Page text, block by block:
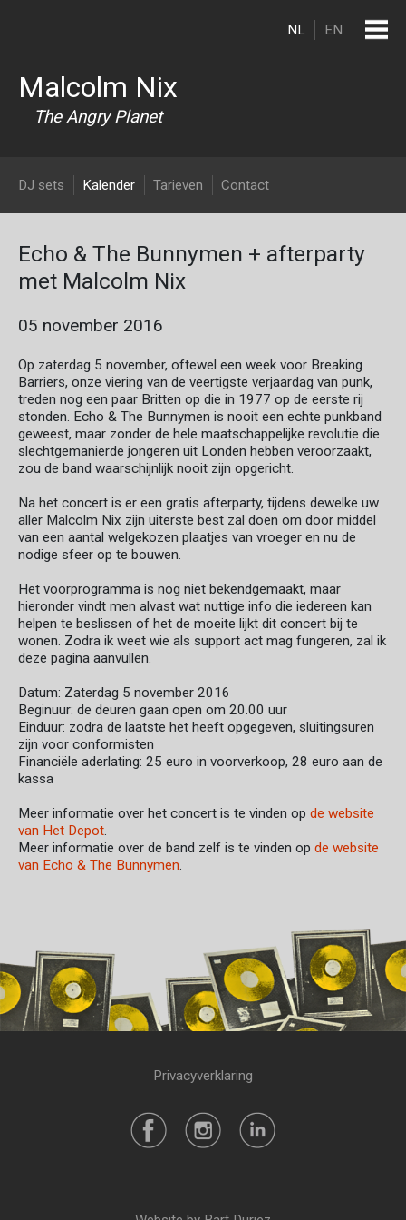
Malcolm Nix
The Angry Planet
NL EN
DJ Malcolm Nix
DJ sets Kalender Tarieven Contact
Echo & The Bunnymen + afterparty
met Malcolm Nix
05 november 2016
Op zaterdag 5 november, oftewel een week voor Breaking
Barriers, onze viering van de veertigste verjaardag van punk,
treden nog een paar Britten op die in 1977 op de eerste rij
stonden. Echo & The Bunnymen is nooit een echte punkband
geweest, maar zonder de hele maatschappelijke revolutie die
slechtgemanierde jongeren uit Londen hebben veroorzaakt,
zou de band waarschijnlijk nooit zijn opgericht.
Na het concert is er een gratis afterparty, tijdens dewelke uw
aller Malcolm Nix zijn uiterste best zal doen om door middel
van een aantal welgekozen plaatjes van vroeger en nu de
nodige sfeer op te bouwen.
Het voorprogramma is nog niet bekendgemaakt, maar
hieronder vindt men alvast wat nuttige info die iedereen kan
helpen te beslissen of het de moeite lijkt dit concert bij te
wonen. Zodra ik weet wie als support act mag fungeren, zal ik
deze pagina aanvullen.
Datum: Zaterdag 5 november 2016
Beginuur: de deuren gaan open om 20.00 uur
Einduur: zodra de laatste het heeft opgegeven, sluitingsuren
zijn voor conformisten
Financiële aderlating: 25 euro in voorverkoop, 28 euro aan de
kassa
Meer informatie over het concert is te vinden op de website
van Het Depot.
Meer informatie over de band zelf is te vinden op de website
van Echo & The Bunnymen.
Privacyverklaring